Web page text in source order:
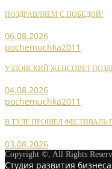
ПОЗДРАВЛЯЕМ С ПОБЕДОЙ!
06.08.2026
pochemuchka2011
УЗЛОВСКИЙ ЖЕНСОВЕТ
04.08.2026
pochemuchka2011
В ТУЛЕ ПРОШЕЛ ФЕСТИВАЛЬ
03.08.2026
Copyright ©, All Rights
Студия развития бизнеса